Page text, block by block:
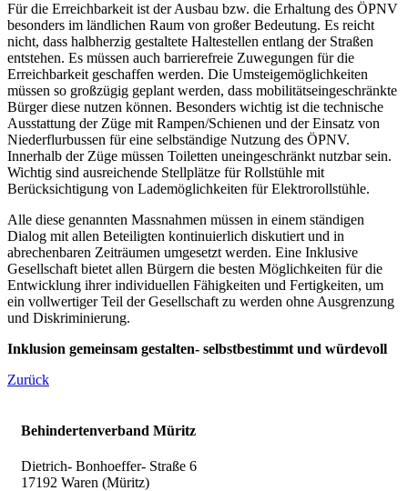
Für die Erreichbarkeit ist der Ausbau bzw. die Erhaltung des ÖPNV
besonders im ländlichen Raum von großer Bedeutung. Es reicht
nicht, dass halbherzig gestaltete Haltestellen entlang der Straßen
entstehen. Es müssen auch barrierefreie Zuwegungen für die
Erreichbarkeit geschaffen werden. Die Umsteigemöglichkeiten
müssen so großzügig geplant werden, dass mobilitätseingeschränkte
Bürger diese nutzen können. Besonders wichtig ist die technische
Ausstattung der Züge mit Rampen/Schienen und der Einsatz von
Niederflurbussen für eine selbständige Nutzung des ÖPNV.
Innerhalb der Züge müssen Toiletten uneingeschränkt nutzbar sein.
Wichtig sind ausreichende Stellplätze für Rollstühle mit
Berücksichtigung von Lademöglichkeiten für Elektrorollstühle.
Alle diese genannten Massnahmen müssen in einem ständigen
Dialog mit allen Beteiligten kontinuierlich diskutiert und in
abrechenbaren Zeiträumen umgesetzt werden. Eine Inklusive
Gesellschaft bietet allen Bürgern die besten Möglichkeiten für die
Entwicklung ihrer individuellen Fähigkeiten und Fertigkeiten, um
ein vollwertiger Teil der Gesellschaft zu werden ohne Ausgrenzung
und Diskriminierung.
Inklusion gemeinsam gestalten- selbstbestimmt und würdevoll
Zurück
Behindertenverband Müritz
Dietrich- Bonhoeffer- Straße 6
17192 Waren (Müritz)